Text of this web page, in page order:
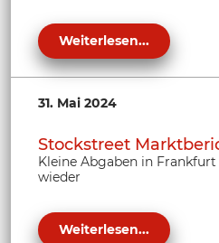
Weiterlesen...
31. Mai 2024
Stockstreet
Kleine Abgaben in
wieder
Weiterlesen...